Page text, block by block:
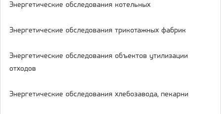
Энергетические обследования котельных
Энергетические обследования трикотажных фабрик
Энергетические обследования объектов утилизации
отходов
Энергетические обследования хлебозавода, пекарни